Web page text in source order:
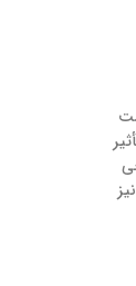
تحت تأثیر
نیز